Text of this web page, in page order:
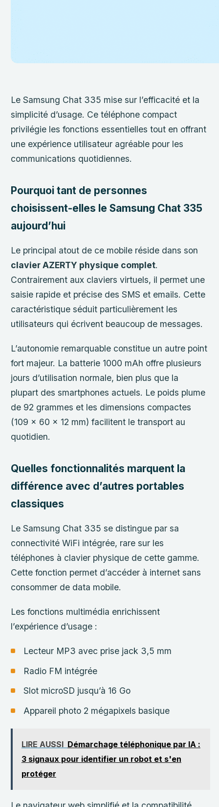
Le Samsung Chat 335 mise sur l’efficacité et la
simplicité d’usage. Ce téléphone compact
privilégie les fonctions essentielles tout en offrant
une expérience utilisateur agréable pour les
communications quotidiennes.
Pourquoi tant de personnes
choisissent-elles le Samsung Chat 335
aujourd’hui
Le principal atout de ce mobile réside dans son
clavier AZERTY physique complet.
Contrairement aux claviers virtuels, il permet une
saisie rapide et précise des SMS et emails. Cette
caractéristique séduit particulièrement les
utilisateurs qui écrivent beaucoup de messages.
L’autonomie remarquable constitue un autre point
fort majeur. La batterie 1000 mAh offre plusieurs
jours d’utilisation normale, bien plus que la
plupart des smartphones actuels. Le poids plume
de 92 grammes et les dimensions compactes
(109 x 60 x 12 mm) facilitent le transport au
quotidien.
Quelles fonctionnalités marquent la
différence avec d’autres portables
classiques
Le Samsung Chat 335 se distingue par sa
connectivité WiFi intégrée, rare sur les
téléphones à clavier physique de cette gamme.
Cette fonction permet d’accéder à internet sans
consommer de data mobile.
Les fonctions multimédia enrichissent
l’expérience d’usage :
Lecteur MP3 avec prise jack 3,5 mm
Radio FM intégrée
Slot microSD jusqu’à 16 Go
Appareil photo 2 mégapixels basique
LIRE AUSSI Démarchage téléphonique par IA :
3 signaux pour identifier un robot et s'en
protéger